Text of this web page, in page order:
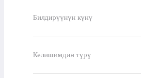
Билдирүүнүн күнү
Келишимдин түрү